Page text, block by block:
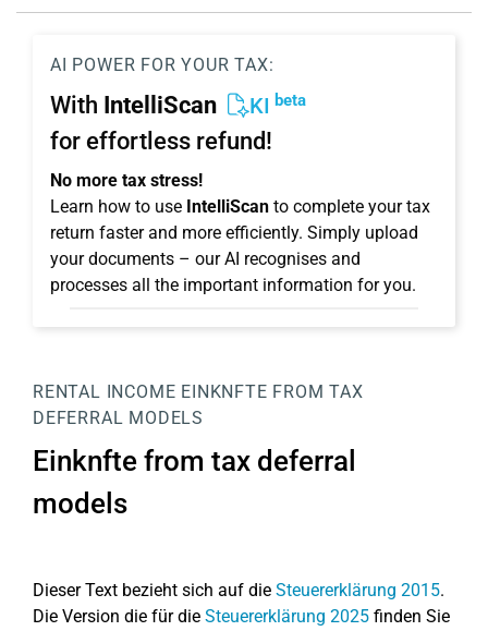
AI POWER FOR YOUR TAX:
With IntelliScan KI beta
for effortless refund!
No more tax stress!
Learn how to use IntelliScan to complete your tax
return faster and more efficiently. Simply upload
your documents – our AI recognises and
processes all the important information for you.
RENTAL INCOME EINKNFTE FROM TAX
DEFERRAL MODELS
Einknfte from tax deferral
models
Dieser Text bezieht sich auf die Steuererklärung 2015.
Die Version die für die Steuererklärung 2025 finden Sie